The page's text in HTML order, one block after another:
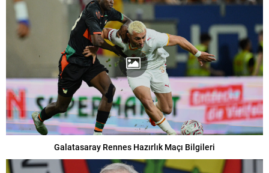
Galatasaray Rennes Hazırlık Maçı Bilgileri